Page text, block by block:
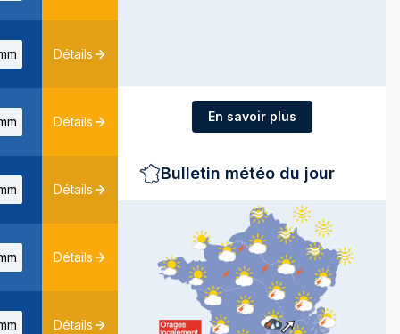
Détails
Détails
Détails
Détails
Détails
En savoir plus
Bulletin météo du jour